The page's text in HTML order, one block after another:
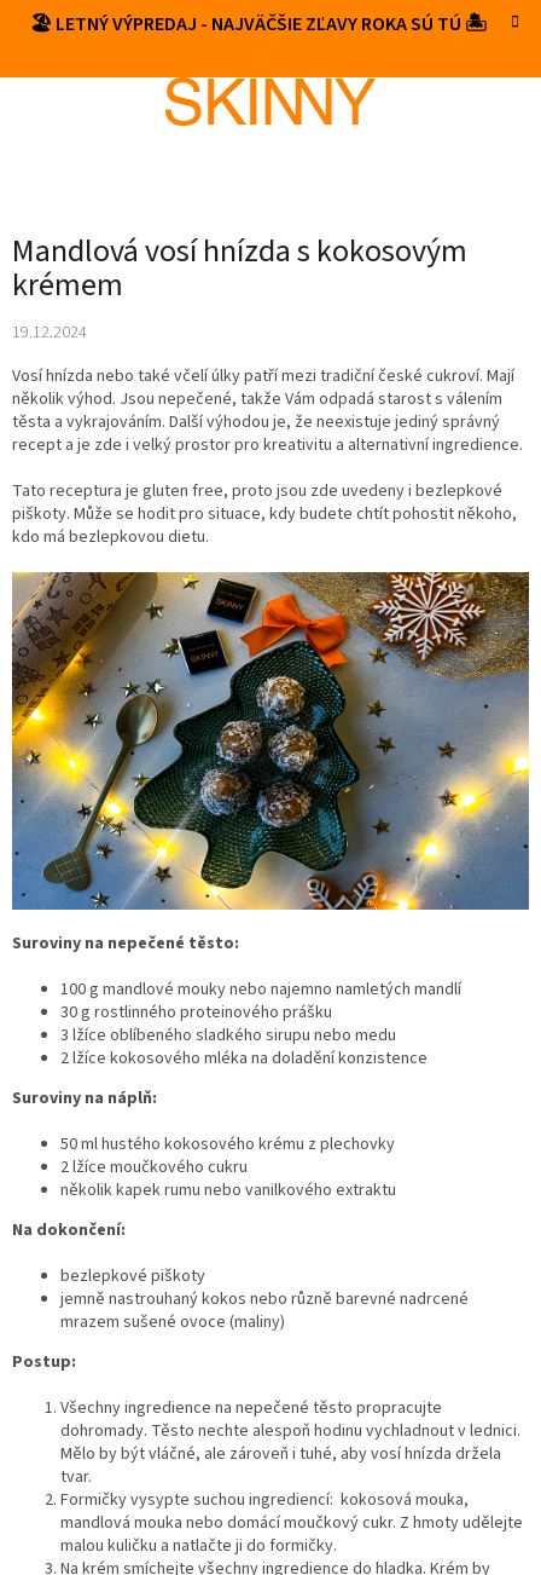
Prejsť
🏖️ LETNÝ VÝPREDAJ - NAJVÄČŠIE ZĽAVY ROKA SÚ TÚ 🏝️
Mandlová vosí hnízda s kokosovým
krémem
19.12.2024
Vosí hnízda nebo také včelí úlky patří mezi tradiční české cukroví. Mají
několik výhod. Jsou nepečené, takže Vám odpadá starost s válením
těsta a vykrajováním. Další výhodou je, že neexistuje jediný správný
recept a je zde i velký prostor pro kreativitu a alternativní ingredience.
Tato receptura je gluten free, proto jsou zde uvedeny i bezlepkové
piškoty. Může se hodit pro situace, kdy budete chtít pohostit někoho,
kdo má bezlepkovou dietu.
Suroviny na nepečené těsto:
100 g mandlové mouky nebo najemno namletých mandlí
30 g rostlinného proteinového prášku
3 lžíce oblíbeného sladkého sirupu nebo medu
2 lžíce kokosového mléka na doladění konzistence
Suroviny na náplň:
50 ml hustého kokosového krému z plechovky
2 lžíce moučkového cukru
několik kapek rumu nebo vanilkového extraktu
Na dokončení:
bezlepkové piškoty
jemně nastrouhaný kokos nebo různě barevné nadrcené
mrazem sušené ovoce (maliny)
Postup:
Všechny ingredience na nepečené těsto propracujte
dohromady. Těsto nechte alespoň hodinu vychladnout v lednici.
Mělo by být vláčné, ale zároveň i tuhé, aby vosí hnízda držela
tvar.
Formičky vysypte suchou ingrediencí: kokosová mouka,
mandlová mouka nebo domácí moučkový cukr. Z hmoty udělejte
malou kuličku a natlačte ji do formičky.
Na krém smíchejte všechny ingredience do hladka. Krém by